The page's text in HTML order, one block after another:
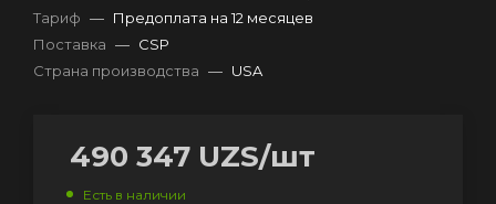
Тариф — Предоплата на 12 месяцев
Поставка — CSP
Страна производства — USA
490 347 UZS/шт
Есть в наличии